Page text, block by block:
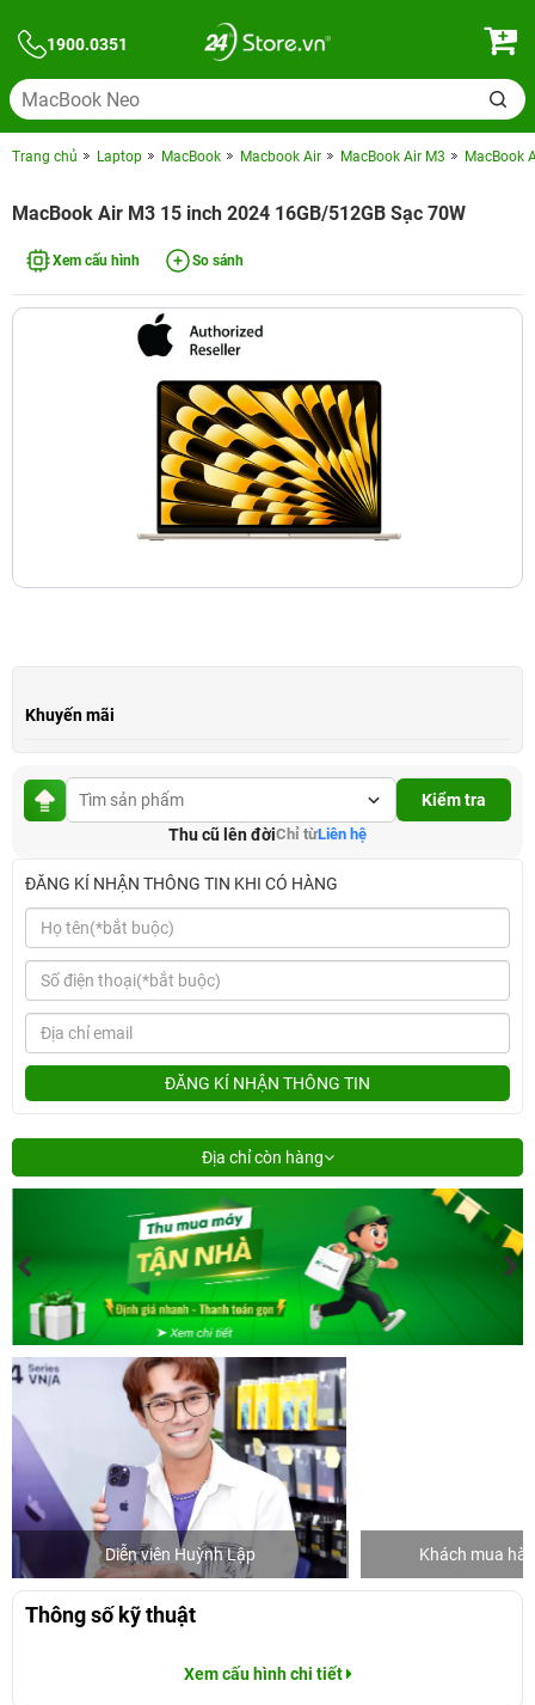
1900.0351
Trang chủ Laptop MacBook Macbook Air MacBook Air M3 MacBook
MacBook Air M3 15 inch 2024 16GB/512GB Sạc 70W
Xem cấu hình So sánh
Khuyến mãi
Kiểm tra
Thu cũ lên đờiChỉ từLiên hệ
ĐĂNG KÍ NHẬN THÔNG TIN KHI CÓ HÀNG
ĐĂNG KÍ NHẬN THÔNG TIN
Địa chỉ còn hàng
Diễn viên Huỳnh Lập Khách mua
Thông số kỹ thuật
Xem cấu hình chi tiết